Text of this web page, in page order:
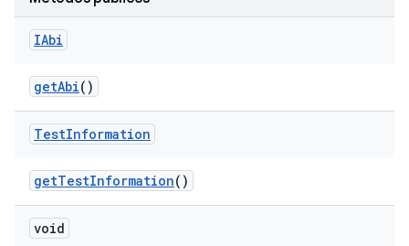
IAbi
getAbi()
TestInformation
getTestInformation()
void